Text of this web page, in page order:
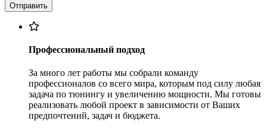
Профессиональный подход
За много лет работы мы собрали команду
профессионалов со всего мира, которым под силу любая
задача по тюнингу и увеличению мощности. Мы готовы
реализовать любой проект в зависимости от Ваших
предпочтений, задач и бюджета.